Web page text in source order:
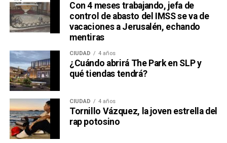
Con 4 meses trabajando, jefa de
control de abasto del IMSS se va de
vacaciones a Jerusalén, echando
mentiras
CIUDAD 4 años
¿Cuándo abrirá The Park en SLP y
qué tiendas tendrá?
CIUDAD 4 años
Tornillo Vázquez, la joven estrella del
rap potosino